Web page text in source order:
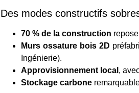
Des modes constructifs
70 % de la construction
Murs ossature bois 2D
Ingénierie).
Approvisionnement local ,
Stockage carbone